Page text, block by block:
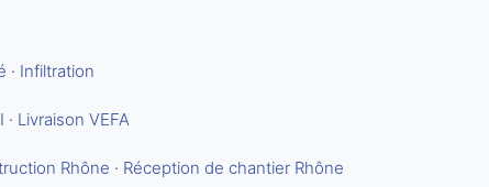
· Infiltration
· Livraison VEFA
Rhône · Réception de chantier Rhône